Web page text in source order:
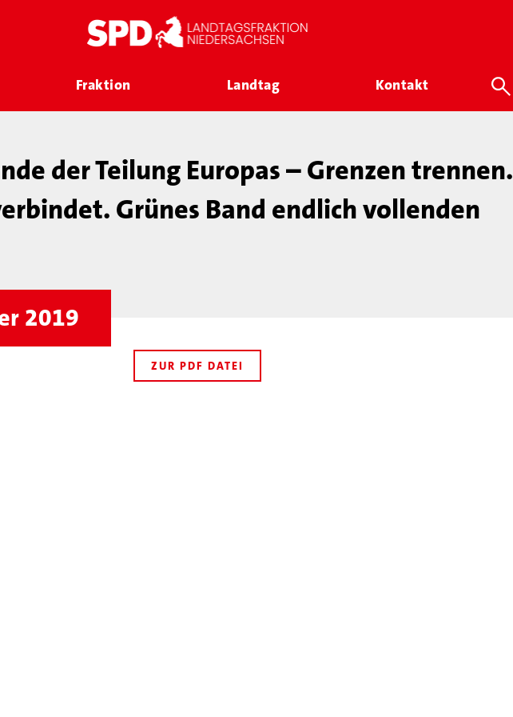
Fraktion Landtag Kontakt
der Teilung Europas – Grenzen trennen.
Grünes Band endlich vollenden
2019
ZUR PDF DATEI